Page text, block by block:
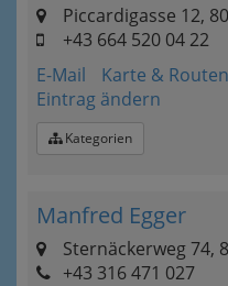
Piccardigasse 12,
+43 664 520 04 22
E-Mail
Karte &
Eintrag ändern
Kategorien
Manfred Egger
Sternäckerweg 74,
+43 316 471 027